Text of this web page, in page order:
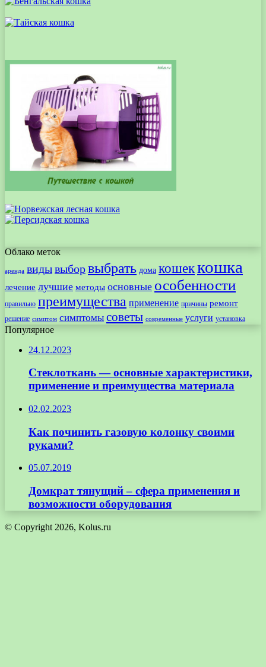
Облако меток
аренда видывыборвыбрать дома кошеккошка
лечение лучшие методы основные особенности
правильно преимущества применение причины ремонт
решение симптом симптомы советы современные услуги установка
Популярное
24.12.2023
Стеклоткань — основные характеристики,
применение и преимущества материала
02.02.2023
Как починить газовую колонку своими
руками?
05.07.2019
Домкрат тянущий – сфера применения и
возможности оборудования
© Copyright 2026, Kolus.ru